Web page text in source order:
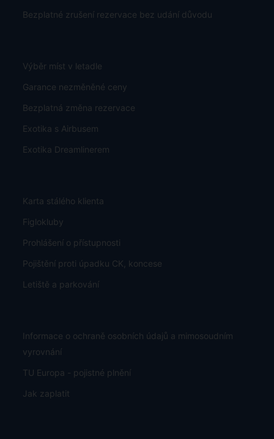
Bezplatné zrušení rezervace bez udání důvodu
Výběr míst v letadle
Garance nezměněné ceny
Bezplatná změna rezervace
Exotika s Airbusem
Exotika Dreamlinerem
Karta stálého klienta
Figlokluby
Prohlášení o přístupnosti
Pojištění proti úpadku CK, koncese
Letiště a parkování
Informace o ochraně osobních údajů a mimosoudním
vyrovnání
TU Europa - pojistné plnění
Jak zaplatit